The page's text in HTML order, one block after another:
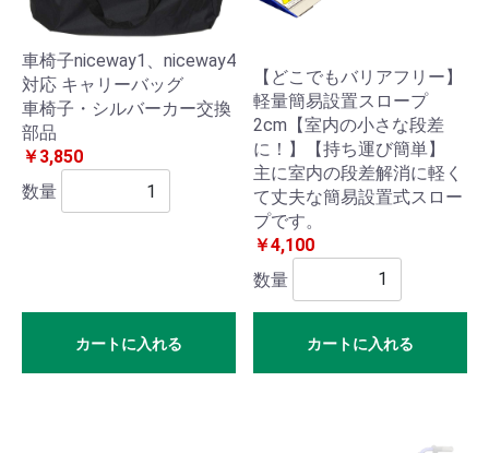
マッ
サー
ジャ
ー
会
録
入
車椅子niceway1、niceway4
対応 キャリーバッグ
車椅子・シルバーカー交換
部品
￥3,850
数量
カートに入れる
【どこでもバリアフリー】
軽量簡易設置スロープ
2cm【室内の小さな段差
に！】【持ち運び簡単】
主に室内の段差解消に軽く
て丈夫な簡易設置式スロー
プです。
￥4,100
数量
カートに入れる